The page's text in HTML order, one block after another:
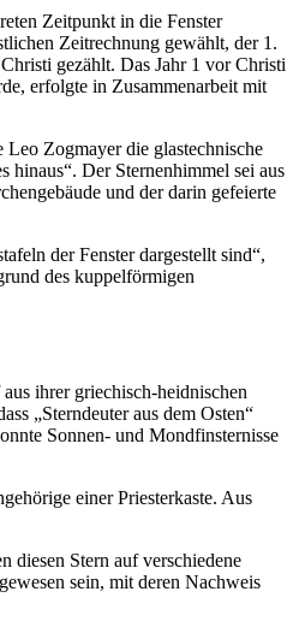
Zeitpunkt in die Fenster
Zeitrechnung gewählt, der 1.
gezählt. Das Jahr 1 vor Christi
erfolgte in Zusammenarbeit mit
Zogmayer die glastechnische
hinaus“. Der Sternenhimmel sei aus
und der darin gefeierte
der Fenster dargestellt sind“,
des kuppelförmigen
ihrer griechisch-heidnischen
„Sterndeuter aus dem Osten“
Sonnen- und Mondfinsternisse
einer Priesterkaste. Aus
diesen Stern auf verschiedene
sein, mit deren Nachweis